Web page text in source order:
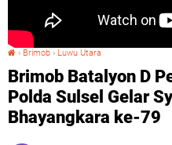
› Brimob › Luwu Utara
Brimob Batalyon D
Polda Sulsel Gelar
Bhayangkara ke-79